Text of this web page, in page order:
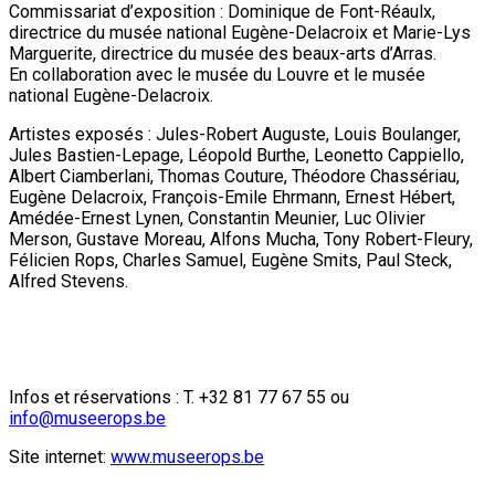
Commissariat d’exposition : Dominique de Font-Réaulx,
directrice du musée national Eugène-Delacroix et Marie-Lys
Marguerite, directrice du musée des beaux-arts d’Arras.
En collaboration avec le musée du Louvre et le musée
national Eugène-Delacroix.
Artistes exposés : Jules-Robert Auguste, Louis Boulanger,
Jules Bastien-Lepage, Léopold Burthe, Leonetto Cappiello,
Albert Ciamberlani, Thomas Couture, Théodore Chassériau,
Eugène Delacroix, François-Emile Ehrmann, Ernest Hébert,
Amédée-Ernest Lynen, Constantin Meunier, Luc Olivier
Merson, Gustave Moreau, Alfons Mucha, Tony Robert-Fleury,
Félicien Rops, Charles Samuel, Eugène Smits, Paul Steck,
Alfred Stevens.
Infos et réservations : T. +32 81 77 67 55 ou
info@museerops.be
Site internet: www.museerops.be